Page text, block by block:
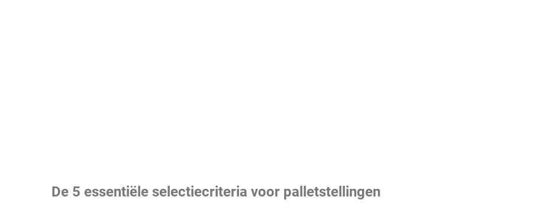
De 5 essentiële selectiecriteria voor palletstellingen